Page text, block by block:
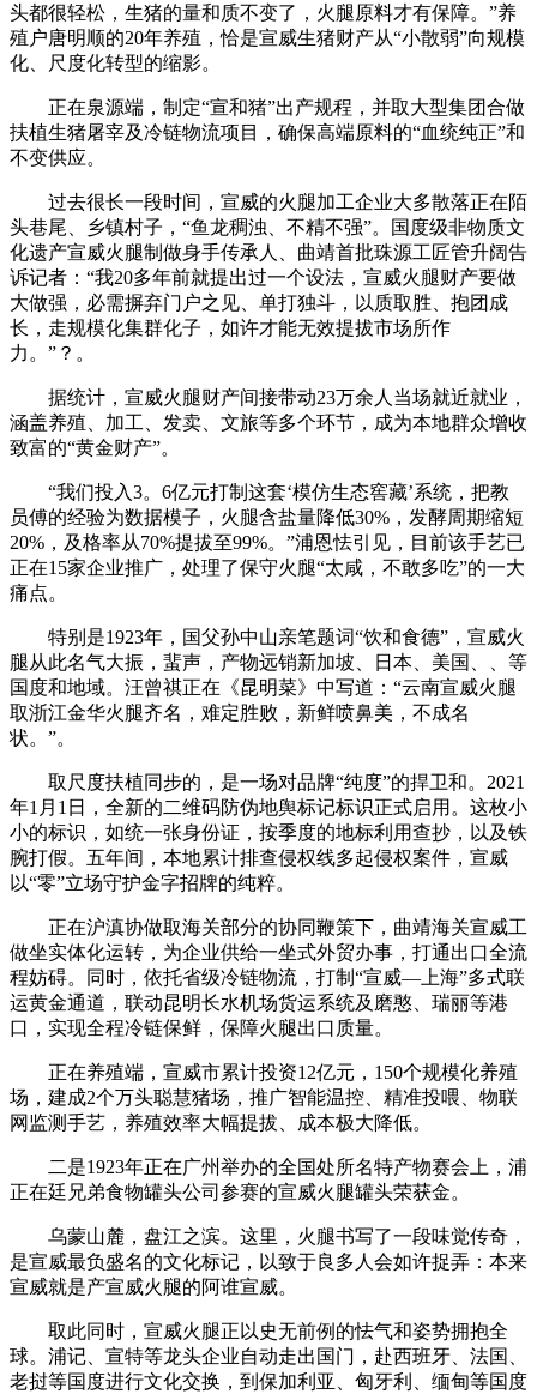
头都很轻松，生猪的量和质不变了，火腿原料才有保障。”养
殖户唐明顺的20年养殖，恰是宣威生猪财产从“小散弱”向规模
化、尺度化转型的缩影。
正在泉源端，制定“宣和猪”出产规程，并取大型集团合做
扶植生猪屠宰及冷链物流项目，确保高端原料的“血统纯正”和
不变供应。
过去很长一段时间，宣威的火腿加工企业大多散落正在陌
头巷尾、乡镇村子，“鱼龙稠浊、不精不强”。国度级非物质文
化遗产宣威火腿制做身手传承人、曲靖首批珠源工匠管升阔告
诉记者：“我20多年前就提出过一个设法，宣威火腿财产要做
大做强，必需摒弃门户之见、单打独斗，以质取胜、抱团成
长，走规模化集群化子，如许才能无效提拔市场所作
力。”？。
据统计，宣威火腿财产间接带动23万余人当场就近就业，
涵盖养殖、加工、发卖、文旅等多个环节，成为本地群众增收
致富的“黄金财产”。
“我们投入3。6亿元打制这套‘模仿生态窖藏’系统，把教
员傅的经验为数据模子，火腿含盐量降低30%，发酵周期缩短
20%，及格率从70%提拔至99%。”浦恩怯引见，目前该手艺已
正在15家企业推广，处理了保守火腿“太咸，不敢多吃”的一大
痛点。
特别是1923年，国父孙中山亲笔题词“饮和食德”，宣威火
腿从此名气大振，蜚声，产物远销新加坡、日本、美国、、等
国度和地域。汪曾祺正在《昆明菜》中写道：“云南宣威火腿
取浙江金华火腿齐名，难定胜败，新鲜喷鼻美，不成名
状。”。
取尺度扶植同步的，是一场对品牌“纯度”的捍卫和。2021
年1月1日，全新的二维码防伪地舆标记标识正式启用。这枚小
小的标识，如统一张身份证，按季度的地标利用查抄，以及铁
腕打假。五年间，本地累计排查侵权线多起侵权案件，宣威
以“零”立场守护金字招牌的纯粹。
正在沪滇协做取海关部分的协同鞭策下，曲靖海关宣威工
做坐实体化运转，为企业供给一坐式外贸办事，打通出口全流
程妨碍。同时，依托省级冷链物流，打制“宣威—上海”多式联
运黄金通道，联动昆明长水机场货运系统及磨憨、瑞丽等港
口，实现全程冷链保鲜，保障火腿出口质量。
正在养殖端，宣威市累计投资12亿元，150个规模化养殖
场，建成2个万头聪慧猪场，推广智能温控、精准投喂、物联
网监测手艺，养殖效率大幅提拔、成本极大降低。
二是1923年正在广州举办的全国处所名特产物赛会上，浦
正在廷兄弟食物罐头公司参赛的宣威火腿罐头荣获金。
乌蒙山麓，盘江之滨。这里，火腿书写了一段味觉传奇，
是宣威最负盛名的文化标记，以致于良多人会如许捉弄：本来
宣威就是产宣威火腿的阿谁宣威。
取此同时，宣威火腿正以史无前例的怯气和姿势拥抱全
球。浦记、宣特等龙头企业自动走出国门，赴西班牙、法国、
老挝等国度进行文化交换，到保加利亚、匈牙利、缅甸等国度